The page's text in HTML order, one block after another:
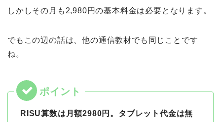
しかしその月も2,980円の基本料金は必要となります。
でもこの辺の話は、他の通信教材でも同じことです
ね。
RISU算数は月額2980円。タブレット代金は無